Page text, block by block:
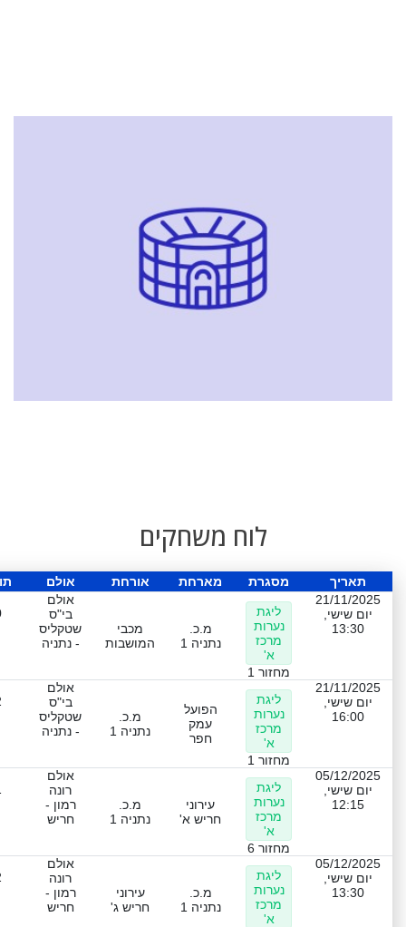
לוח משחקים
תאריך מסגרת מארחת אורחת אולם
21/11/2025
יום שישי,
13:30
ליגת
נערות
מרכז
א'
מחזור 1
מ.כ.
נתניה 1
מכבי
המושבות
אולם
בי"ס
שטקליס
- נתניה
21/11/2025
יום שישי,
16:00
ליגת
נערות
מרכז
א'
מחזור 1
הפועל
עמק
חפר
מ.כ.
נתניה 1
אולם
בי"ס
שטקליס
- נתניה
05/12/2025
יום שישי,
12:15
ליגת
נערות
מרכז
א'
מחזור 6
עירוני
חריש א'
מ.כ.
נתניה 1
אולם
רונה
רמון -
חריש
05/12/2025
יום שישי,
13:30
ליגת
נערות
מרכז
א'
מ.כ.
נתניה 1
עירוני
חריש ג'
אולם
רונה
רמון -
חריש